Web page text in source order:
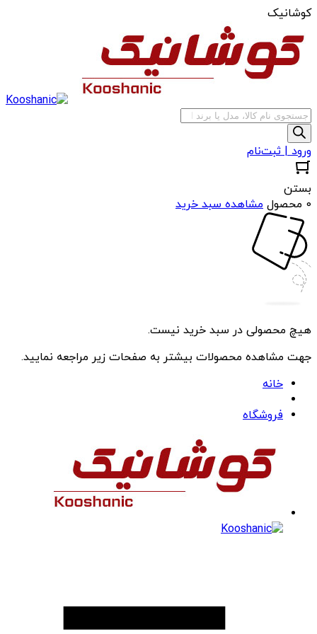
کوشانیک
جستجوی
محصولات
ورود | ثبت‌نام
بستن
0 محصول
مشاهده سبد خرید
هیچ محصولی در سبد خرید نیست.
جهت مشاهده محصولات بیشتر به صفحات زیر مراجعه نمایید.
خانه
فروشگاه